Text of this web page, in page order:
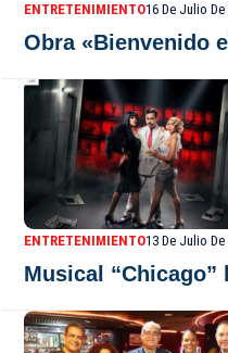
ENTRETENIMIENTO16 De Julio De
Obra «Bienvenido
ENTRETENIMIENTO13 De Julio De
Musical